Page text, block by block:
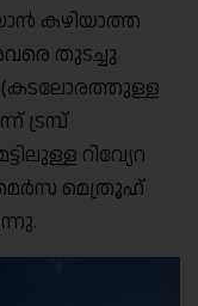
കഴിയാത്ത
തുടച്ചു
(കടലോരത്തുള്ള
ട്രമ്പ്
റിവ്യേറ
മെത്രൂഹ്